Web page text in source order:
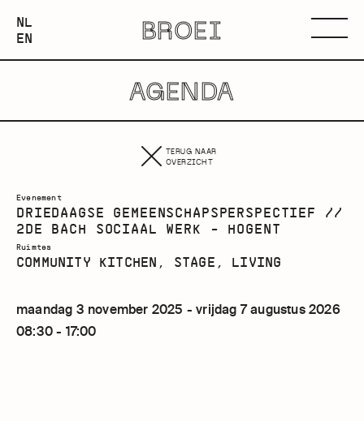
NEDERLANDS
NL
ENGLISH
EN BROEI
AGENDA
TERUG NAAR
OVERZICHT
Evenement
DRIEDAAGSE GEMEENSCHAPSPERSPECTIEF //
2DE BACH SOCIAAL WERK - HOGENT
Ruimtes
COMMUNITY KITCHEN, STAGE, LIVING
maandag 3 november 2025 - vrijdag 7 augustus 2026
08:30 - 17:00